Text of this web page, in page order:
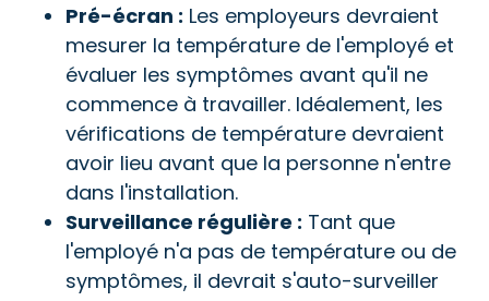
Pré-écran : Les employeurs devraient
mesurer la température de l'employé et
évaluer les symptômes avant qu'il ne
commence à travailler. Idéalement, les
vérifications de température devraient
avoir lieu avant que la personne n'entre
dans l'installation.
Surveillance régulière : Tant que
l'employé n'a pas de température ou de
symptômes, il devrait s'auto-surveiller